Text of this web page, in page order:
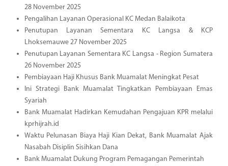
28 November 2025
Pengalihan Layanan Operasional KC Medan Balaikota
Penutupan Layanan Sementara KC Langsa & KCP
Lhoksemauwe 27 November 2025
Penutupan Layanan Sementara KC Langsa - Region Sumatera
26 November 2025
Pembiayaan Haji Khusus Bank Muamalat Meningkat Pesat
Ini Strategi Bank Muamalat Tingkatkan Pembiayaan Emas
Syariah
Bank Muamalat Hadirkan Kemudahan Pengajuan KPR melalui
kprhijrah.id
Waktu Pelunasan Biaya Haji Kian Dekat, Bank Muamalat Ajak
Nasabah Disiplin Sisihkan Dana
Bank Muamalat Dukung Program Pemagangan Pemerintah